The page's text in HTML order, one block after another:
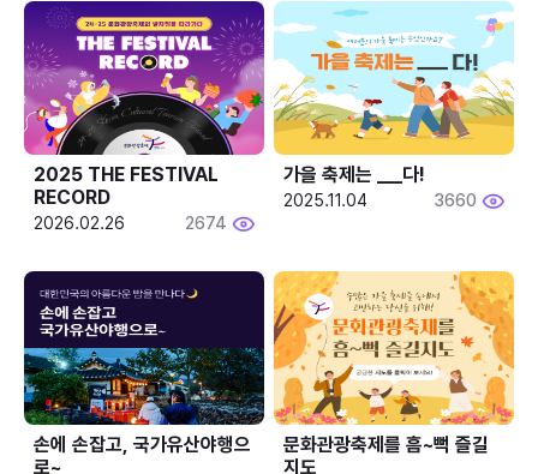
2025 THE FESTIVAL
RECORD
2026.02.26 2674
2025.11.04 3660
손에 손잡고, 국가유산야행으
로~
문화관광축제를 흠~뻑 즐길
지도